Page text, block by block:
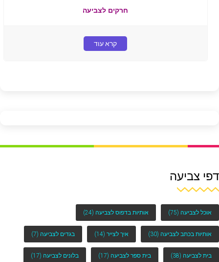
חרקים לצביעה
קרא עוד
דפי צביעה
אוכל לצביעה (75) אותיות בדפוס לצביעה (24)
אותיות בכתב לצביעה (30) איך לצייר (14) בגדים לצביעה (7)
בית לצביעה (38) בית ספר לצביעה (17) בלונים לצביעה (17)